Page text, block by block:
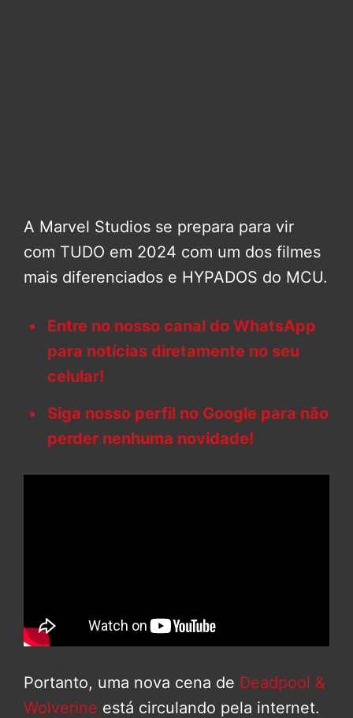
A Marvel Studios se prepara para vir
com TUDO em 2024 com um dos filmes
mais diferenciados e HYPADOS do MCU.
Entre no nosso canal do WhatsApp
para notícias diretamente no seu
celular!
Siga nosso perfil no Google para não
perder nenhuma novidade!
Portanto, uma nova cena de Deadpool &
Wolverine está circulando pela internet.